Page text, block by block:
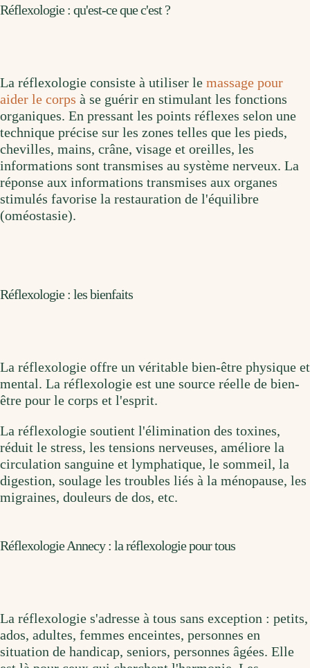
Réflexologie : qu'est-ce que c'est ?
La réflexologie consiste à utiliser le massage pour
aider le corps à se guérir en stimulant les fonctions
organiques. En pressant les points réflexes selon une
technique précise sur les zones telles que les pieds,
chevilles, mains, crâne, visage et oreilles, les
informations sont transmises au système nerveux. La
réponse aux informations transmises aux organes
stimulés favorise la restauration de l'équilibre
(oméostasie).
Réflexologie : les bienfaits
La réflexologie offre un véritable bien-être physique et
mental. La réflexologie est une source réelle de bien-
être pour le corps et l'esprit.
La réflexologie soutient l'élimination des toxines,
réduit le stress, les tensions nerveuses, améliore la
circulation sanguine et lymphatique, le sommeil, la
digestion, soulage les troubles liés à la ménopause, les
migraines, douleurs de dos, etc.
Réflexologie Annecy : la réflexologie pour tous
La réflexologie s'adresse à tous sans exception : petits,
ados, adultes, femmes enceintes, personnes en
situation de handicap, seniors, personnes âgées. Elle